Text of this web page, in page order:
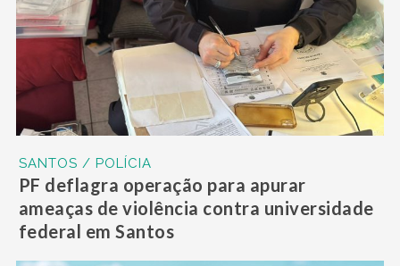
SANTOS / POLÍCIA
PF deflagra operação para apurar
ameaças de violência contra universidade
federal em Santos